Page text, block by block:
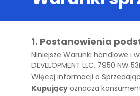
1. Postanowienia
Niniejsze Warunki handlowe i
DEVELOPMENT LLC, 7950 NW
Więcej informacji o
Kupującyoznacza